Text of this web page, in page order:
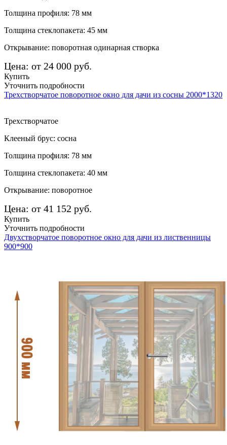
Толщина профиля: 78 мм
Толщина стеклопакета: 45 мм
Открывание: поворотная одинарная створка
Цена: от 24 000 руб.
Купить
Уточнить подробности
Трехстворчатое поворотное окно для дачи из сосны 2000*1320
Трехстворчатое
Клееный брус: сосна
Толщина профиля: 78 мм
Толщина стеклопакета: 40 мм
Открывание: поворотное
Цена: от 41 152 руб.
Купить
Уточнить подробности
Двухстворчатое поворотное окно для дачи из лиственницы
900*900